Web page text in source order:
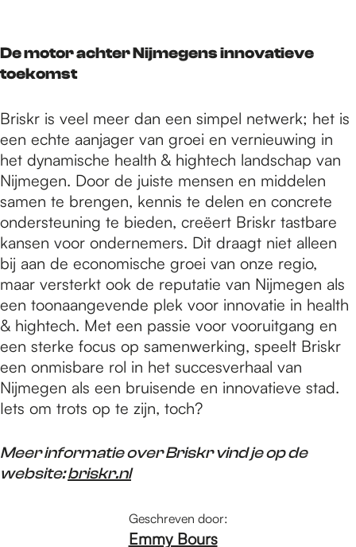
De motor achter Nijmegens innovatieve
toekomst
Briskr is veel meer dan een simpel netwerk; het is
een echte aanjager van groei en vernieuwing in
het dynamische health & hightech landschap van
Nijmegen. Door de juiste mensen en middelen
samen te brengen, kennis te delen en concrete
ondersteuning te bieden, creëert Briskr tastbare
kansen voor ondernemers. Dit draagt niet alleen
bij aan de economische groei van onze regio,
maar versterkt ook de reputatie van Nijmegen als
een toonaangevende plek voor innovatie in health
& hightech. Met een passie voor vooruitgang en
een sterke focus op samenwerking, speelt Briskr
een onmisbare rol in het succesverhaal van
Nijmegen als een bruisende en innovatieve stad.
Iets om trots op te zijn, toch?
Meer informatie over Briskr vind je op de
website:briskr.nl
Geschreven door:
Emmy Bours